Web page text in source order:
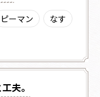
ピーマン
なす
夫。